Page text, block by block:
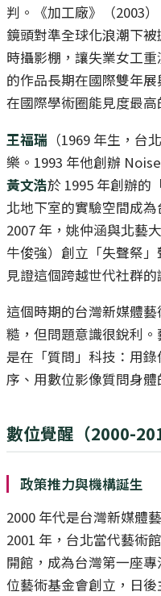
判。《加工廠》（2003
鏡頭對準全球化浪潮下
時攝影棚，讓失業女工
的作品長期在國際雙年
在國際學術圈能見度最高
王福瑞 （1969 年生，台
樂。1993 年他創辦
黃文浩於 1995 年創辦的
北地下室的實驗空間成
2007 年，姚仲涵與北藝
牛俊強）創立「失聲祭
見證這個跨越世代社群的
這個時期的台灣新媒體
糙，但問題意識很銳利
是在「質問」科技：用
序、用數位影像質問身體
數位覺醒（2000-
政策推力與機構誕生
2000 年代是台灣新媒體
2001 年，台北當代藝術
開館，成為台灣第一座
位藝術基金會創立，日